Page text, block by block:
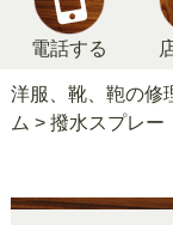
電話する
洋服、靴、鞄の修
ム > 撥水スプレー